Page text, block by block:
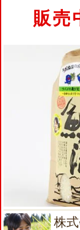
販売
株